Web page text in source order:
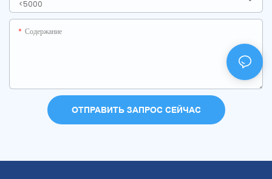
Содержание
ОТПРАВИТЬ ЗАПРОС СЕЙЧАС